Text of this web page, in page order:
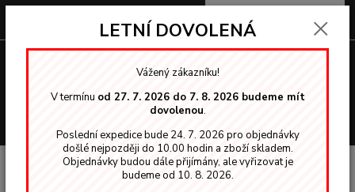
0,00 Kč
Tenkovrstvé lazury Gori 40 dva v jednom
GORI 40 lazura 2 v 1
odstín 7808 Nussbaum 5 L
LETNÍ DOVOLENÁ
Vážený zákazníku!
V termínu od 27. 7. 2026 do 7. 8. 2026 budeme mít
dovolenou.
Poslední expedice bude 24. 7. 2026 pro objednávky
došlé nejpozději do 10.00 hodin a zboží skladem.
Objednávky budou dále přijímány, ale vyřizovat je
budeme od 10. 8. 2026.